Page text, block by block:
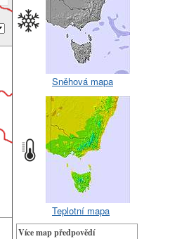
Sněhová mapa
Teplotní mapa
Více map předpovědí